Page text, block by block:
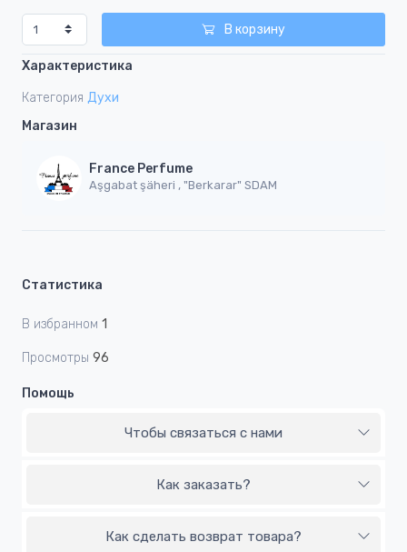
В корзину
Характеристика
Категория Духи
Магазин
France Perfume
Aşgabat şäheri , "Berkarar" SDAM
Статистика
В избранном 1
Просмотры 96
Помощь
Чтобы связаться с нами
Как заказать?
Как сделать возврат товара?